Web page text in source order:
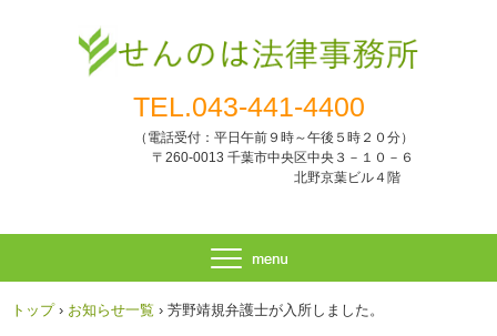
TEL.043-441-4400
（電話受付：平日午前９時～午後５時２０分）
〒260-0013 千葉市中央区中央３－１０－６
北野京葉ビル４階
トップ › お知らせ一覧 › 芳野靖規弁護士が入所しました。